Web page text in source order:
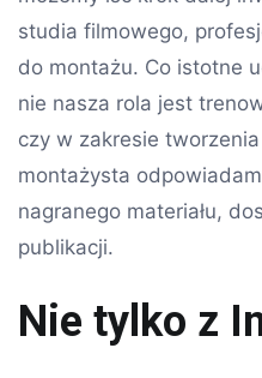
studia filmowego,
do montażu. Co istotne
nie nasza rola jest
czy w zakresie
montażysta
nagranego materiału,
publikacji.
Nie tylko z